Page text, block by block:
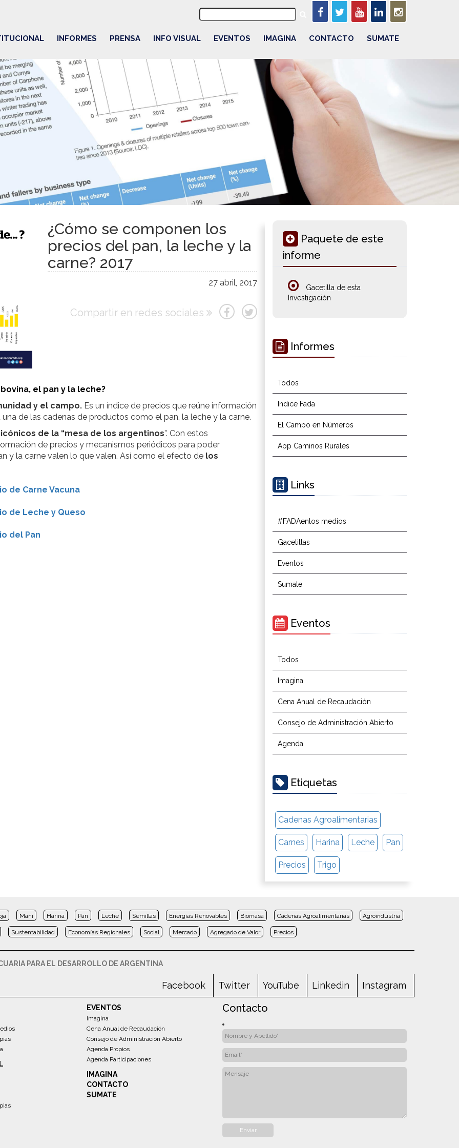
Buscar:
INFORMES PRENSA INFO VISUAL EVENTOS IMAGINA CONTACTO SUMATE
¿Cómo se componen los
precios del pan, la leche y la
carne? 2017
27 abril, 2017
Compartir en redes sociales
el pan y la leche?
y el campo. Es un índice de precios que reúne información
de las cadenas de productos como el pan, la leche y la carne.
de la “mesa de los argentinos”. Con estos
de precios y mecanismos periódicos para poder
y la carne valen lo que valen. Así como el efecto de los
de Carne Vacuna
de Leche y Queso
del Pan
Paquete de este
informe
Gacetilla de esta
Investigación
Informes
Todos
Indice Fada
El Campo en Números
App Caminos Rurales
Links
#FADAenlos medios
Gacetillas
Eventos
Sumate
Eventos
Todos
Imagina
Cena Anual de Recaudación
Consejo de Administración Abierto
Agenda
Etiquetas
Cadenas Agroalimentarias
Carnes Harina Leche Pan
Precios Trigo
Maní Harina Pan Leche Semillas Energías Renovables Biomasa Cadenas Agroalimentarias Agroindustria
Sustentabilidad Economías Regionales Social Mercado Agregado de Valor Precios
PARA EL DESARROLLO DE ARGENTINA
Facebook Twitter YouTube Linkedin Instagram
EVENTOS
Imagina
Cena Anual de Recaudación
Consejo de Administración Abierto
Agenda Propios
Agenda Participaciones
IMAGINA
CONTACTO
SUMATE
Contacto